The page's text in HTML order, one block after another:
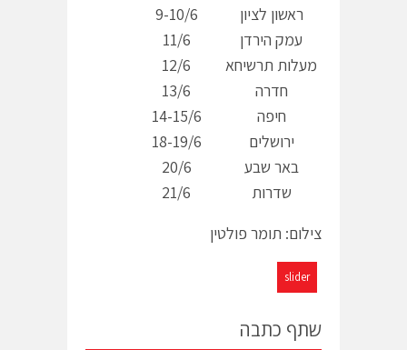
ראשון לציון
9-10/6
עמק הירדן
11/6
מעלות תרשיחא
12/6
חדרה
13/6
חיפה
14-15/6
ירושלים
18-19/6
באר שבע
20/6
שדרות
21/6
צילום: תומר פולטין
slider
שתף כתבה